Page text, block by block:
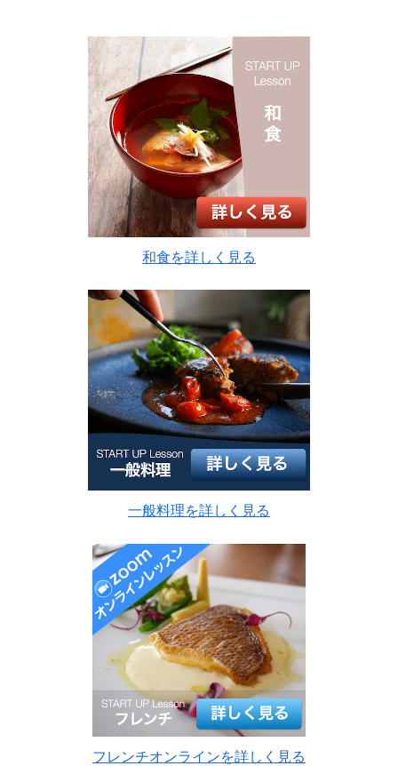
和食を詳しく見る
一般料理を詳しく見る
フレンチオンラインを詳しく見る